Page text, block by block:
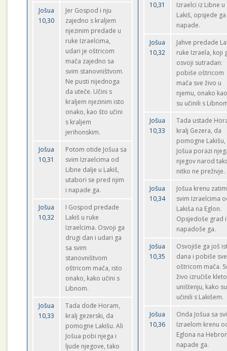
Jošua
10,30
Jer Gospod i nju
zajedno s kraljem
njezinim predade u
ruke Izraelcima,
udari je oštricom
mača zajedno sa
svim stanovništvom.
Ne pusti nijednoga
da uteče. Učini s
kraljem njezinim isto
onako, kao što učini
s kraljem
jerihonskim.
Jošua
10,31
Potom otide Jošua sa
svim Izraelcima od
Libne dalje u Lakiš,
utabori se pred njim
i napade ga.
Jošua
10,32
I Gospod predade
Lakiš u ruke
Izraelcima. Osvoji ga
drugi dan i udari ga
sa svim
stanovništvom
oštricom mača, isto
onako, kako učini s
Libnom.
Jošua
10,33
Tada dođe Horam,
kralj gezerski, da
pomogne Lakišu. Ali
Jošua pobi njega i
ljude njegove, tako
10,31
Izraelci iz Libne u
Lakiš, opsjede
napade.
Jošua
10,32
Jahve predade
ruke Izraela, koji
osvoji sutradan:
pobiše oštricom
mača sve živo u
njemu, onako
su učinili s
Jošua
10,33
Tada ustade
kralj Gezera, da
pomogne Lakišu,
Jošua porazi
njegov narod
nitko ne preživje.
Jošua
10,34
Jošua krenu
svim Izraelcima
Lakiša na Eglon.
Opsjedoše grad i
napadoše ga.
Jošua
10,35
Osvojiše ga još
dana i pobiše sve
oštricom mača.
živo izručiše
uništenju, kako su
učinili s Lakišem.
Jošua
10,36
Onda Jošua sa
Izraelom krenu
Eglona na
napade ga.